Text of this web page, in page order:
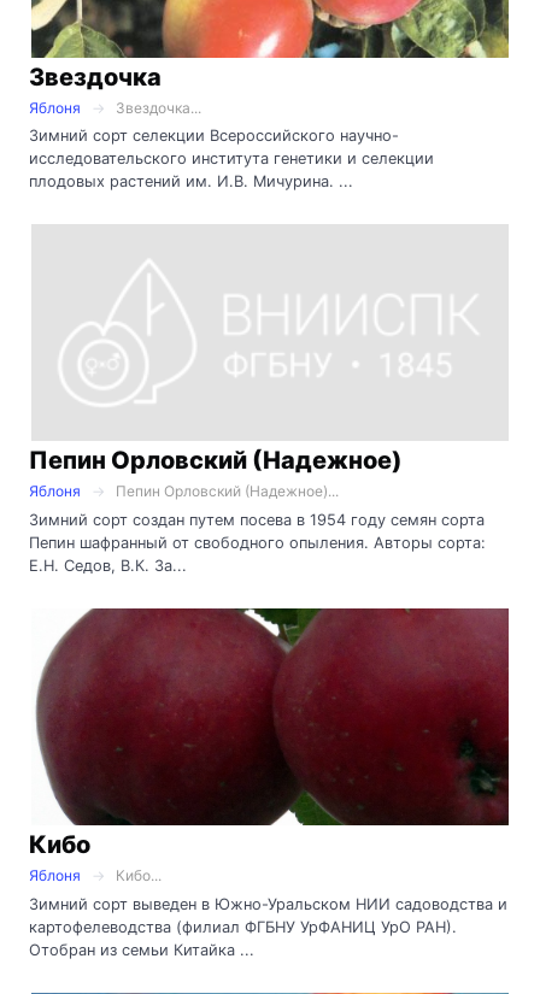
Звездочка
Яблоня
Звездочка...
Зимний сорт селекции Всероссийского научно-
исследовательского института генетики и селекции
плодовых растений им. И.В. Мичурина. ...
Пепин Орловский (Надежное)
Яблоня
Пепин Орловский (Надежное)...
Зимний сорт создан путем посева в 1954 году семян сорта
Пепин шафранный от свободного опыления. Авторы сорта:
Е.Н. Седов, В.К. За...
Кибо
Яблоня
Кибо...
Зимний сорт выведен в Южно-Уральском НИИ садоводства и
картофелеводства (филиал ФГБНУ УрФАНИЦ УрО РАН).
Отобран из семьи Китайка ...